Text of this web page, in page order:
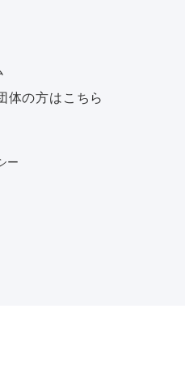
体の方はこちら
ー